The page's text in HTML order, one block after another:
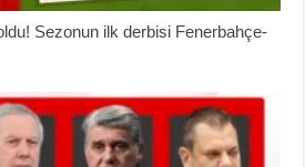
Sezonun ilk derbisi Fenerbahçe-